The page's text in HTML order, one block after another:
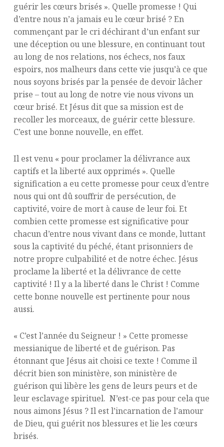
guérir les cœurs brisés ». Quelle promesse ! Qui
d’entre nous n’a jamais eu le cœur brisé ? En
commençant par le cri déchirant d’un enfant sur
une déception ou une blessure, en continuant tout
au long de nos relations, nos échecs, nos faux
espoirs, nos malheurs dans cette vie jusqu’à ce que
nous soyons brisés par la pensée de devoir lâcher
prise – tout au long de notre vie nous vivons un
cœur brisé. Et Jésus dit que sa mission est de
recoller les morceaux, de guérir cette blessure.
C’est une bonne nouvelle, en effet.
Il est venu « pour proclamer la délivrance aux
captifs et la liberté aux opprimés ». Quelle
signification a eu cette promesse pour ceux d’entre
nous qui ont dû souffrir de persécution, de
captivité, voire de mort à cause de leur foi. Et
combien cette promesse est significative pour
chacun d’entre nous vivant dans ce monde, luttant
sous la captivité du péché, étant prisonniers de
notre propre culpabilité et de notre échec. Jésus
proclame la liberté et la délivrance de cette
captivité ! Il y a la liberté dans le Christ ! Comme
cette bonne nouvelle est pertinente pour nous
aussi.
« C’est l’année du Seigneur ! » Cette promesse
messianique de liberté et de guérison. Pas
étonnant que Jésus ait choisi ce texte ! Comme il
décrit bien son ministère, son ministère de
guérison qui libère les gens de leurs peurs et de
leur esclavage spirituel. N’est-ce pas pour cela que
nous aimons Jésus ? Il est l’incarnation de l’amour
de Dieu, qui guérit nos blessures et lie les cœurs
brisés.